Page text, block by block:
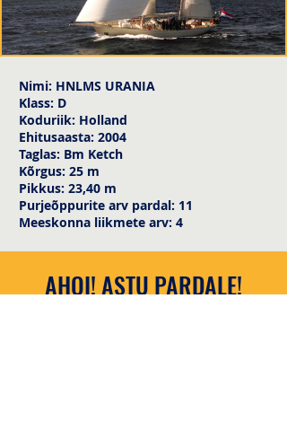
Nimi: HNLMS URANIA
Klass: D
Koduriik: Holland
Ehitusaasta: 2004
Taglas: Bm Ketch
Kõrgus: 25 m
Pikkus: 23,40 m
Purjeõppurite arv pardal: 11
Meeskonna liikmete arv: 4
AHOI! ASTU PARDALE!